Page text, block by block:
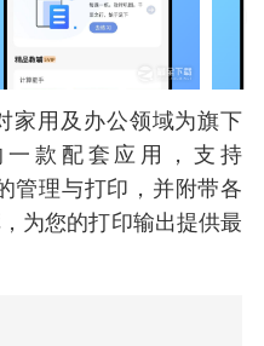
家用及办公领域为旗下
款配套应用，支持
管理与打印，并附带各
为您的打印输出提供最